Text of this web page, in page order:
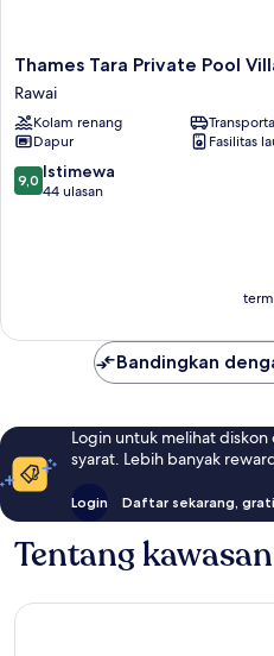
Thames
Tara
Private
Pool
Villa
Rawai
Phuket
Thames Tara Private Pool
Rawai
Kolam renang
Dapur
Fasilitas
9.0
dari
9,0 Istimewa
44 ulasan
Bandingkan
Login untuk melihat
syarat. Lebih banyak
Login Daftar sekarang,
Tentang